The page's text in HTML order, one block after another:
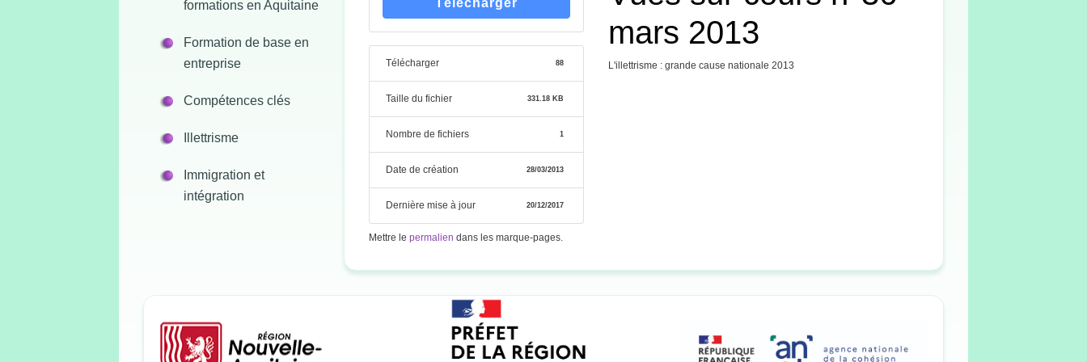
formations en Aquitaine
Formation de base en
entreprise
Compétences clés
Illettrisme
Immigration et
intégration
Télécharger
Télécharger 88
Taille du fichier 331.18 KB
Nombre de fichiers 1
Date de création 28/03/2013
Dernière mise à jour 20/12/2017
mars 2013
L'illettrisme : grande cause nationale 2013
Mettre le permalien dans les marque-pages.